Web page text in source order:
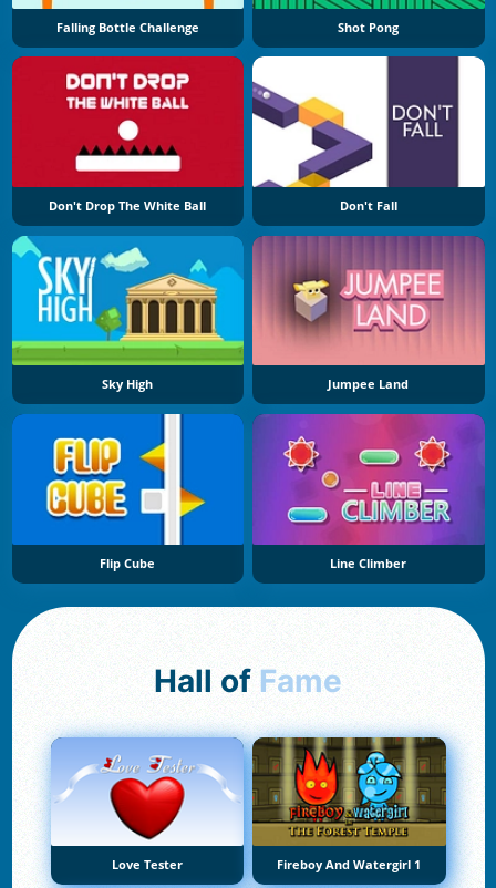
Falling Bottle Challenge Shot Pong
Don't Drop The White Ball Don't Fall
Sky High Jumpee Land
Flip Cube Line Climber
Hall of Fame
Love Tester Fireboy And Watergirl 1